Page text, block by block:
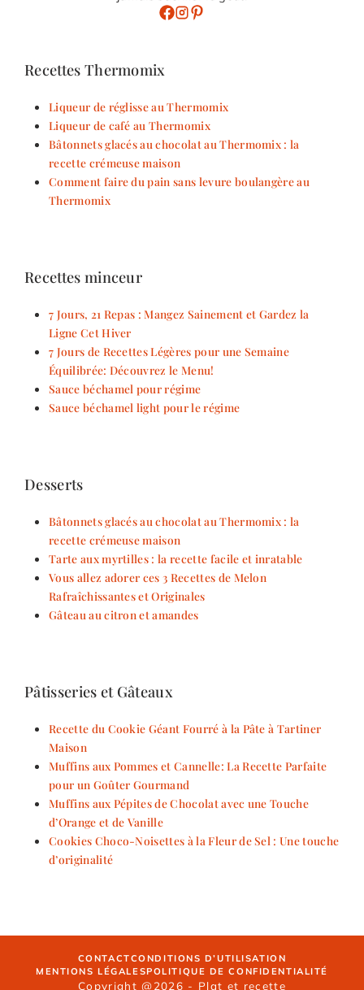
Recettes Thermomix
Liqueur de réglisse au Thermomix
Liqueur de café au Thermomix
Bâtonnets glacés au chocolat au Thermomix : la
recette crémeuse maison
Comment faire du pain sans levure boulangère au
Thermomix
Recettes minceur
7 Jours, 21 Repas : Mangez Sainement et Gardez la
Ligne Cet Hiver
7 Jours de Recettes Légères pour une Semaine
Équilibrée: Découvrez le Menu!
Sauce béchamel pour régime
Sauce béchamel light pour le régime
Desserts
Bâtonnets glacés au chocolat au Thermomix : la
recette crémeuse maison
Tarte aux myrtilles : la recette facile et inratable
Vous allez adorer ces 3 Recettes de Melon
Rafraîchissantes et Originales
Gâteau au citron et amandes
Pâtisseries et Gâteaux
Recette du Cookie Géant Fourré à la Pâte à Tartiner
Maison
Muffins aux Pommes et Cannelle: La Recette Parfaite
pour un Goûter Gourmand
Muffins aux Pépites de Chocolat avec une Touche
d’Orange et de Vanille
Cookies Choco-Noisettes à la Fleur de Sel : Une touche
d’originalité
CONTACTCONDITIONS D’UTILISATION
MENTIONS LÉGALESPOLITIQUE DE CONFIDENTIALITÉ
Copyright @2026 - Plat et recette